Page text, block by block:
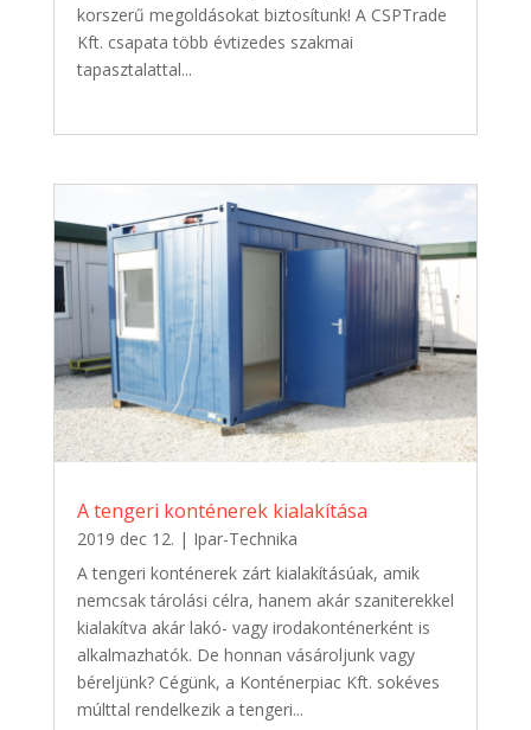
korszerű megoldásokat biztosítunk! A CSPTrade
Kft. csapata több évtizedes szakmai
tapasztalattal...
A tengeri konténerek kialakítása
2019 dec 12. | Ipar-Technika
A tengeri konténerek zárt kialakításúak, amik
nemcsak tárolási célra, hanem akár szaniterekkel
kialakítva akár lakó- vagy irodakonténerként is
alkalmazhatók. De honnan vásároljunk vagy
béreljünk? Cégünk, a Konténerpiac Kft. sokéves
múlttal rendelkezik a tengeri...